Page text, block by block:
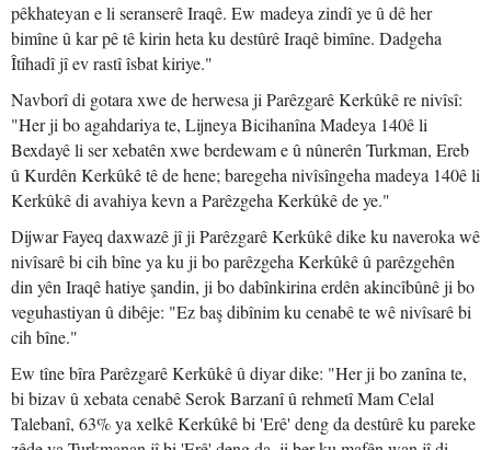
pêkhateyan e li seranserê Iraqê. Ew madeya zindî ye û dê her
bimîne û kar pê tê kirin heta ku destûrê Iraqê bimîne. Dadgeha
Îtîhadî jî ev rastî îsbat kiriye."
Navborî di gotara xwe de herwesa ji Parêzgarê Kerkûkê re nivîsî:
"Her ji bo agahdariya te, Lijneya Bicihanîna Madeya 140ê li
Bexdayê li ser xebatên xwe berdewam e û nûnerên Turkman, Ereb
û Kurdên Kerkûkê tê de hene; baregeha nivîsîngeha madeya 140ê li
Kerkûkê di avahiya kevn a Parêzgeha Kerkûkê de ye."
Dijwar Fayeq daxwazê jî ji Parêzgarê Kerkûkê dike ku naveroka wê
nivîsarê bi cih bîne ya ku ji bo parêzgeha Kerkûkê û parêzgehên
din yên Iraqê hatiye şandin, ji bo dabînkirina erdên akincîbûnê ji bo
veguhastiyan û dibêje: "Ez baş dibînim ku cenabê te wê nivîsarê bi
cih bîne."
Ew tîne bîra Parêzgarê Kerkûkê û diyar dike: "Her ji bo zanîna te,
bi bizav û xebata cenabê Serok Barzanî û rehmetî Mam Celal
Talebanî, 63% ya xelkê Kerkûkê bi 'Erê' deng da destûrê ku pareke